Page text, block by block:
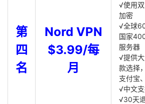
第
四
名
Nord VPN
$3.99/每
月
√使用
加密
√全球
国家
服务器
√提供
款选择
支付宝
√中文
√30天